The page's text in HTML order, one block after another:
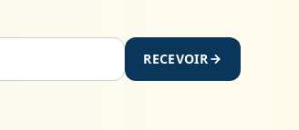
RECEVOIR